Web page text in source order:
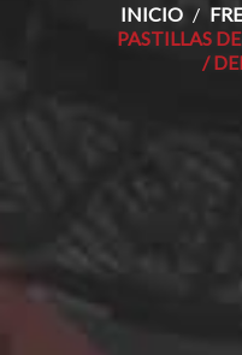
INICIO
PASTILLAS
/